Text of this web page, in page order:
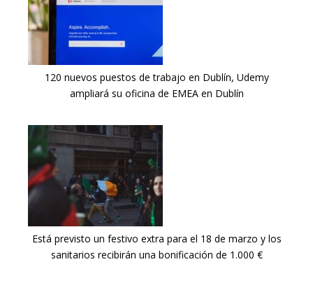
120 nuevos puestos de trabajo en Dublín, Udemy
ampliará su oficina de EMEA en Dublín
Está previsto un festivo extra para el 18 de marzo y los
sanitarios recibirán una bonificación de 1.000 €